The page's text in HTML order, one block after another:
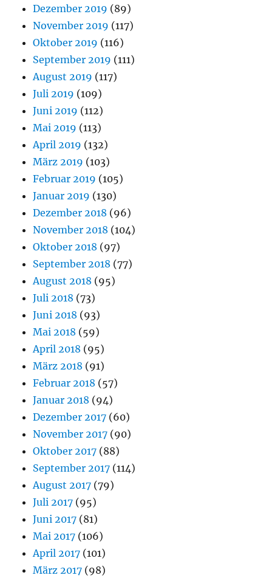
Dezember 2019 (89)
November 2019 (117)
Oktober 2019 (116)
September 2019 (111)
August 2019 (117)
Juli 2019 (109)
Juni 2019 (112)
Mai 2019 (113)
April 2019 (132)
März 2019 (103)
Februar 2019 (105)
Januar 2019 (130)
Dezember 2018 (96)
November 2018 (104)
Oktober 2018 (97)
September 2018 (77)
August 2018 (95)
Juli 2018 (73)
Juni 2018 (93)
Mai 2018 (59)
April 2018 (95)
März 2018 (91)
Februar 2018 (57)
Januar 2018 (94)
Dezember 2017 (60)
November 2017 (90)
Oktober 2017 (88)
September 2017 (114)
August 2017 (79)
Juli 2017 (95)
Juni 2017 (81)
Mai 2017 (106)
April 2017 (101)
März 2017 (98)